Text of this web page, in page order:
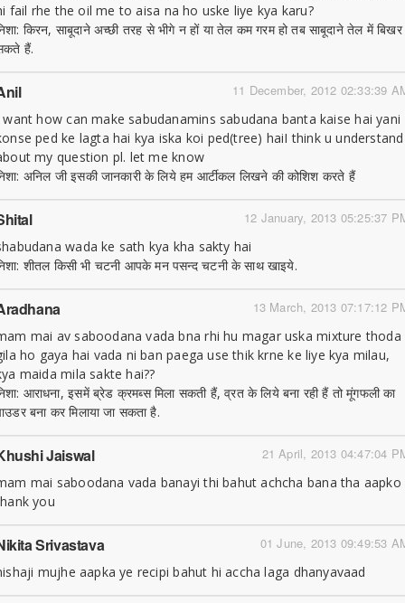
fail rhe the oil me to aisa na ho uske liye kya karu?
किरन, साबूदाने अच्छी तरह से भीगे न हों या तेल कम गरम हो तब साबूदाने तेल में बिखर
हैं.
11 December, 2012 02:33:39
want how can make sabudanamins sabudana banta kaise hai yani
ped ke lagta hai kya iska koi ped(tree) haiI think u understand
my question pl. let me know
अनिल जी इसकी जानकारी के लिये हम आर्टीकल लिखने की कोशिश करते हैं
12 January, 2013 05:25:37
wada ke sath kya kha sakty hai
शीतल किसी भी चटनी आपके मन पसन्द चटनी के साथ खाइये.
13 March, 2013 07:17:12
mai av saboodana vada bna rhi hu magar uska mixture thoda
ho gaya hai vada ni ban paega use thik krne ke liye kya milau,
maida mila sakte hai??
आराधना, इसमें ब्रेड क्रमब्स मिला सकती हैं, व्रत के लिये बना रही हैं तो मूंगफली का
बना कर मिलाया जा सकता है.
21 April, 2013 04:47:04
Jaiswal
mai saboodana vada banayi thi bahut achcha bana tha aapko
you
01 June, 2013 09:49:53
Srivastava
mujhe aapka ye recipi bahut hi accha laga dhanyavaad